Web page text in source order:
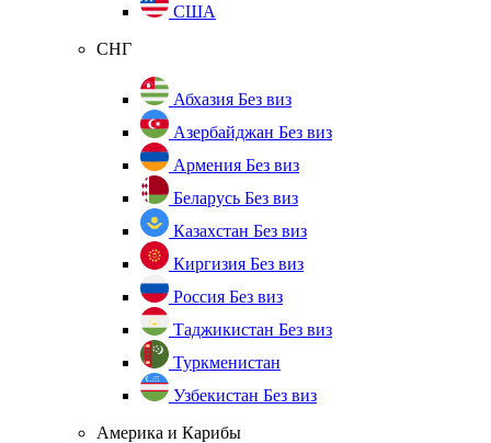
США
СНГ
Абхазия Без виз
Азербайджан Без виз
Армения Без виз
Беларусь Без виз
Казахстан Без виз
Киргизия Без виз
Россия Без виз
Таджикистан Без виз
Туркменистан
Узбекистан Без виз
Америка и Карибы